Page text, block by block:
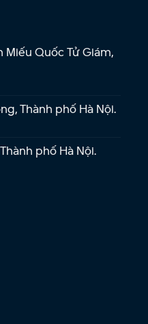
Miếu Quốc Tử Giám,
Thành phố Hà Nội.
phố Hà Nội.